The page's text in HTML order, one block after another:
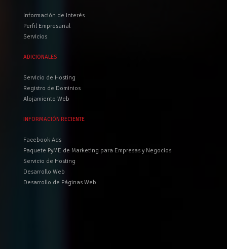
Información de Interés
Perfil Empresarial
Servicios
ADICIONALES
Servicio de Hosting
Registro de Dominios
Alojamiento Web
INFORMACIÓN RECIENTE
Facebook Ads
Paquete PyME de Marketing para Empresas y Negocios
Servicio de Hosting
Desarrollo Web
Desarrollo de Páginas Web